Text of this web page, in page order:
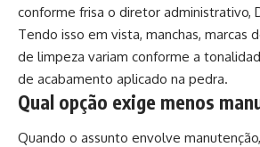
conforme frisa o diretor administrativo,
Tendo isso em vista, manchas, marcas
de limpeza variam conforme a
de acabamento aplicado na pedra.
Qual opção exige menos
Quando o assunto envolve